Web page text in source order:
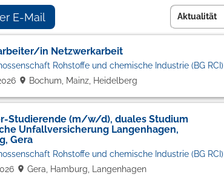
E-Mail
in Netzwerkarbeit
Rohstoffe und chemische Industrie (BG RCI)
Bochum, Mainz, Heidelberg
Studierende (m/w/d), duales Studium
Unfallversicherung Langenhagen,
Gera
Rohstoffe und chemische Industrie (BG RCI)
Gera, Hamburg, Langenhagen